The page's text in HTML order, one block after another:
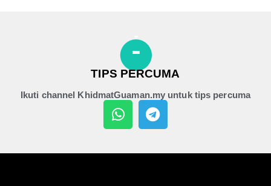
TIPS PERCUMA
Ikuti channel KhidmatGuaman.my untuk tips percuma